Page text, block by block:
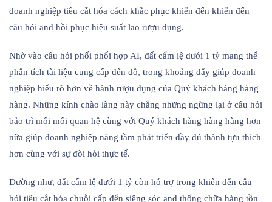
doanh nghiệp tiêu cắt hóa cách khắc phục khiến đến khiến đến
câu hỏi and hồi phục hiệu suất lao rượu đụng.
Nhờ vào câu hỏi phối phối hợp AI, đất cẩm lệ dưới 1 tỷ mang thể
phân tích tài liệu cung cấp đến đồ, trong khoảng đấy giúp doanh
nghiệp hiểu rõ hơn về hành rượu đụng của Quý khách hàng hàng
hàng. Những kính chào làng này chẳng những ngừng lại ở câu hỏi
bảo trì mối mối quan hệ cùng với Quý khách hàng hàng hàng hơn
nữa giúp doanh nghiệp nâng tầm phát triển đầy đủ thành tựu thích
hơn cùng với sự đòi hỏi thực tế.
Dường như, đất cẩm lệ dưới 1 tỷ còn hỗ trợ trong khiến đến câu
hỏi tiêu cắt hóa chuỗi cấp đến siêng sóc and thống chữa hàng tồn